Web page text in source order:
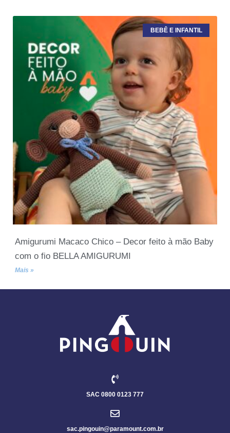
BEBÊ E INFANTIL
Amigurumi Macaco Chico – Decor feito à mão Baby
com o fio BELLA AMIGURUMI
Mais »
SAC 0800 0123 777
sac.pingouin@paramount.com.br